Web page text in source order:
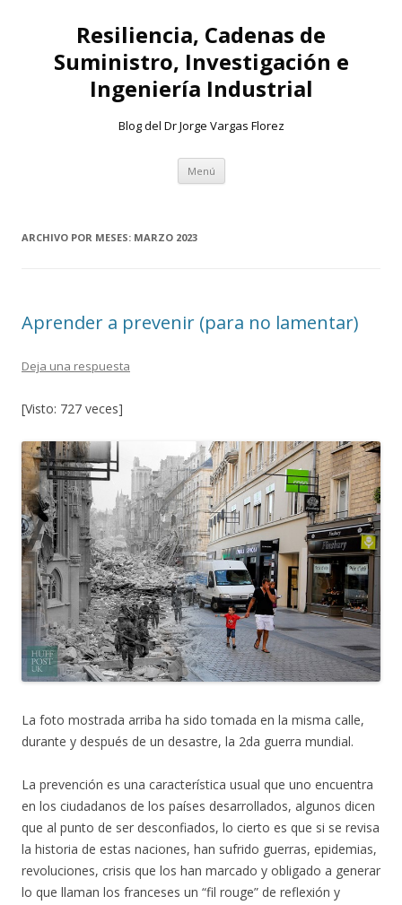
Resiliencia, Cadenas de
Suministro, Investigación e
Ingeniería Industrial
Blog del Dr Jorge Vargas Florez
Menú Ir
contenido
ARCHIVO POR MESES: MARZO 2023
Aprender a prevenir (para no lamentar)
Deja una respuesta
[Visto: 727 veces]
La foto mostrada arriba ha sido tomada en la misma calle,
durante y después de un desastre, la 2da guerra mundial.
La prevención es una característica usual que uno encuentra
en los ciudadanos de los países desarrollados, algunos dicen
que al punto de ser desconfiados, lo cierto es que si se revisa
la historia de estas naciones, han sufrido guerras, epidemias,
revoluciones, crisis que los han marcado y obligado a generar
lo que llaman los franceses un “fil rouge” de reflexión y